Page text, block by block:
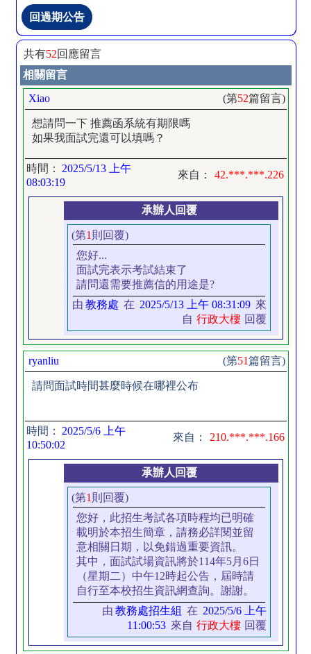
共有52回應留言
相關留言
Xiao
(第52篇留言)
想請問一下 推薦函系統有期限嗎
如果我面試完還可以填嗎？
時間：
2025/5/13 上午
08:03:19
來自： 42.***.***.226
承辦人回覆
(第1 則回覆)
您好...
面試完表示考試結束了
請問還需要推薦信的用途是?
由 教務處 在 2025/5/13 上午 08:31:09 來
自 行政大樓 回覆
ryanliu (第51篇留言)
請問面試時間甚麼時候在哪裡公布
時間：
2025/5/6 上午
10:50:02
來自： 210.***.***.166
承辦人回覆
(第1 則回覆)
您好，此招生考試各項時程均已明確
載明於本招生簡章，請務必詳閱並留
意相關日期，以免錯過重要資訊。
其中，面試試場資訊將於114年5月6日
（星期二）中午12時起公告，屆時請
自行至本校招生資訊網查詢。謝謝。
由 教務處招生組 在 2025/5/6 上午
11:00:53 來自 行政大樓 回覆